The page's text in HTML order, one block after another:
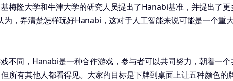
隆大学和牛津大学的研究人员提出了Hanabi基准，并提出了
为，弄清楚怎样玩好Hanabi，这对于人工智能来说可能是一个重
不同，Hanabi是一种合作游戏，参与者可以共同努力，朝着一
所有其他人都看得见。大家的目标是下牌到桌面上让五种颜色的